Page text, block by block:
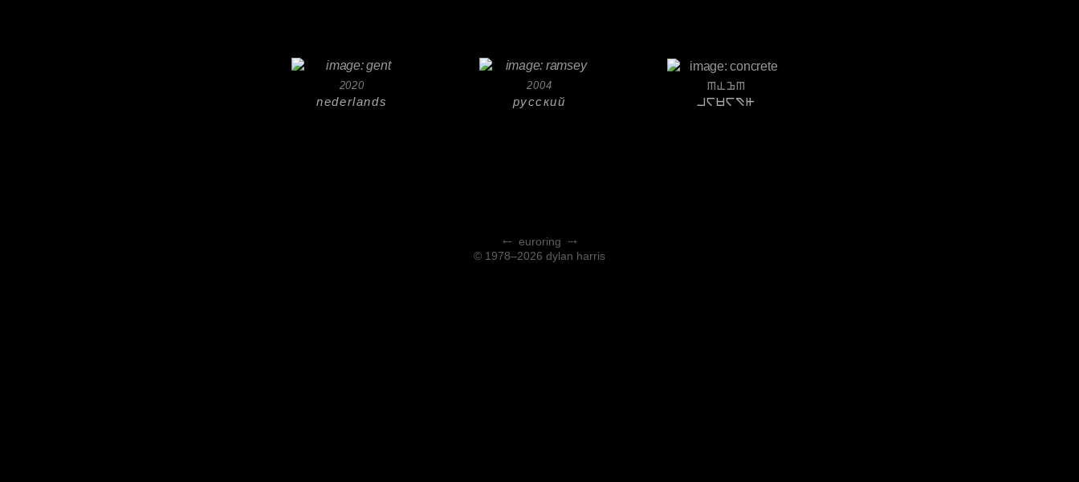
2020
nederlands
2004
русский
3743
marain
⤌ euroring
⤏
© 1978–2026 dylan harris